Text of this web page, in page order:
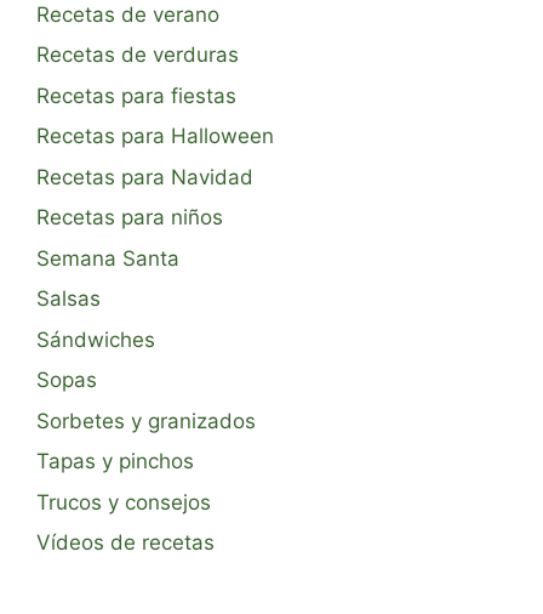
Recetas de verano
Recetas de verduras
Recetas para fiestas
Recetas para Halloween
Recetas para Navidad
Recetas para niños
Semana Santa
Salsas
Sándwiches
Sopas
Sorbetes y granizados
Tapas y pinchos
Trucos y consejos
Vídeos de recetas